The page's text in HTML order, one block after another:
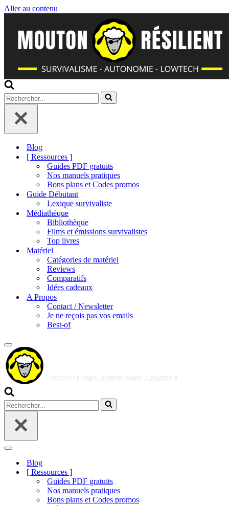
Aller au contenu
Rechercher...
Blog
[ Ressources ]
Guides PDF gratuits
Nos manuels pratiques
Bons plans et Codes promos
Guide Débutant
Lexique survivaliste
Médiathèque
Bibliothèque
Films et émissions survivalistes
Top livres
Matériel
Catégories de matériel
Reviews
Comparatifs
Idées cadeaux
A Propos
Contact / Newsletter
Je ne reçois pas vos emails
Best-of
Menu
de
navigation
Rechercher...
Menu
navigation
Blog
[ Ressources ]
Guides PDF gratuits
Nos manuels pratiques
Bons plans et Codes promos